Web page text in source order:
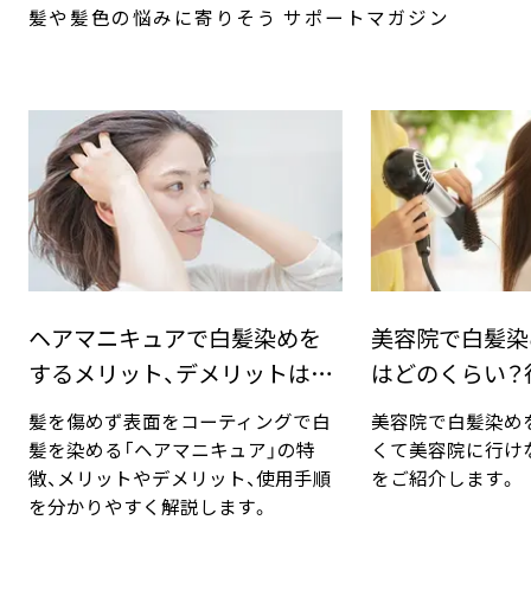
髪や髪色の悩みに寄りそう サポートマガジン
ヘアマニキュアで白髪染めを
するメリット、デメリットは？
手順と豆知識
髪を傷めず表面をコーティングで白
髪を染める「ヘアマニキュア」の特
徴、メリットやデメリット、使用手順
を分かりやすく解説します。
美容院で白髪
はどのくらい
対法
美容院で白髪染め
くて美容院に行
をご紹介します。